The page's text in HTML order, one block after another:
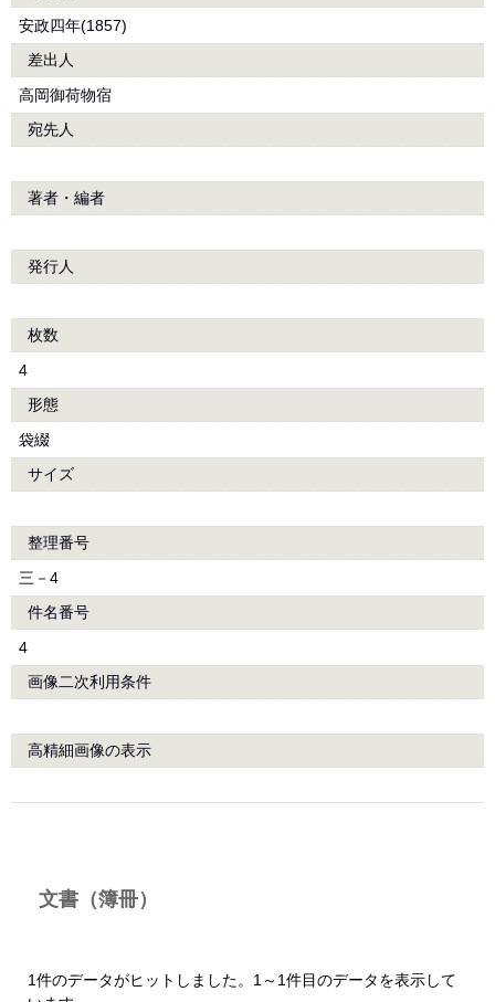
安政四年(1857)
差出人
高岡御荷物宿
宛先人
著者・編者
発行人
枚数
4
形態
袋綴
サイズ
整理番号
三－4
件名番号
4
画像二次利用条件
高精細画像の表示
文書（簿冊）
1件のデータがヒットしました。1～1件目のデータを表示して